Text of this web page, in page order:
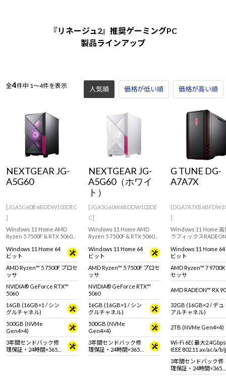
『リネージュ2』推奨ゲーミングPC
製品ラインアップ
全4件中 1～4件を表示 人気順 価格が低い順 価格が高い順
NEXTGEAR JG-
A5G60
[JGA5G60B6BDDW103DEC
]
Windows 11 Home AMD
Ryzen 5 7500F & RTX 5060
ミニタワー型ゲーミングデ
スクトップPC。
『Minecraft: Java &
Bedrock Edition for PC』付
属。※モニタ・マウス・キ
ーボードは別売りです。
Windows 11 Home 64
ビット
AMD Ryzen™ 5 7500F プロセ
ッサ
NVIDIA® GeForce RTX™
5060
16GB (16GB×1 / シン
グルチャネル)
500GB (NVMe
Gen4×4)
3年間センドバック修
理保証・24時間×365
日電話サポート
NEXTGEAR JG-
A5G60（ホワイ
ト）
[JGA5G60W6BDDW103DE
C]
Windows 11 Home AMD
Ryzen 5 7500F & RTX 5060
ミニタワー型ゲーミングデ
スクトップPC。
『Minecraft: Java &
Bedrock Edition for PC』付
属。※モニタ・マウス・キ
ーボードは別売りです。
Windows 11 Home 64
ビット
AMD Ryzen™ 5 7500F プロセ
ッサ
NVIDIA® GeForce RTX™
5060
16GB (16GB×1 / シン
グルチャネル)
500GB (NVMe
Gen4×4)
3年間センドバック修
理保証・24時間×365
日電話サポート
G TUNE DG-
A7A7X
]
Windows 11 Home 高
ラフィックス
ゲーミングPC。快適
ムプレイや動画編集
におすすめです。※
マウス・キーボード
りです。
Windows 11 Home 64
ビット
AMD Ryzen™ 7 9700X
セッサ
AMD RADEON™ RX
32GB (16GB×2 / デュ
アルチャネル)
2TB (NVMe Gen4×4)
Wi-Fi 6E( 最大
IEEE 802.11 ax/ac/a/
拠 ＋ Bluetooth 5内蔵
3年間センドバック修
理保証・24時間×365
日電話サポート